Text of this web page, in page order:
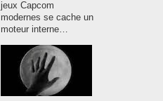
jeux Capcom
modernes se cache un
moteur interne…